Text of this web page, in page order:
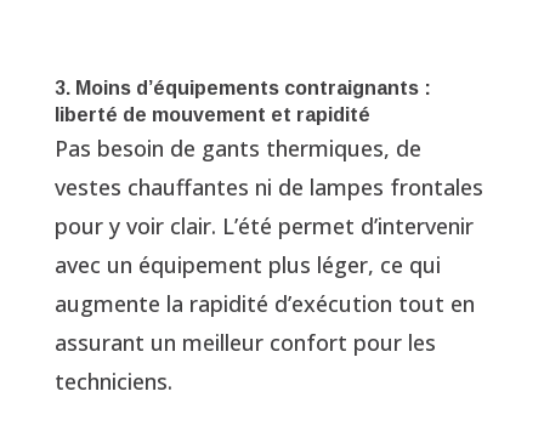
3. Moins d’équipements contraignants :
liberté de mouvement et rapidité
Pas besoin de gants thermiques, de
vestes chauffantes ni de lampes frontales
pour y voir clair. L’été permet d’intervenir
avec un équipement plus léger, ce qui
augmente la rapidité d’exécution tout en
assurant un meilleur confort pour les
techniciens.